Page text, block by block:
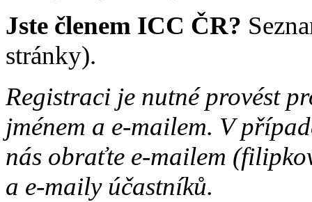
Jste členem ICC ČR?
stránky).
Registraci je nutné provést
jménem a e-mailem. V
nás obraťte e-mailem
a e-maily účastníků.